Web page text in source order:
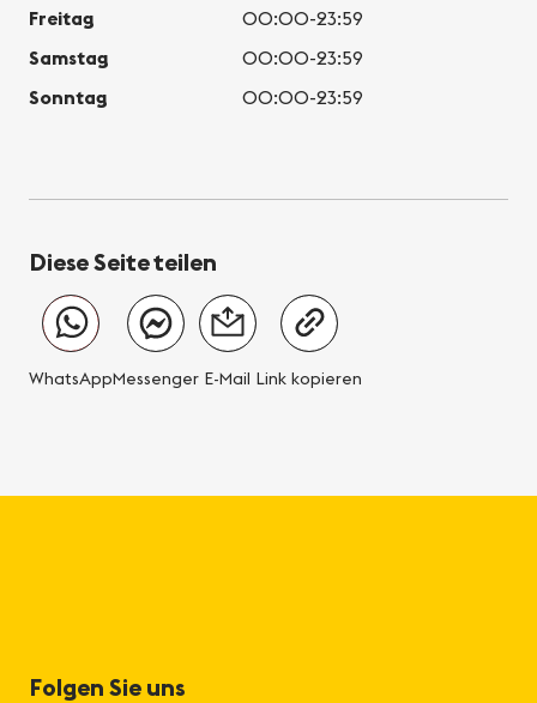
Freitag
00:00-23:59
Samstag
00:00-23:59
Sonntag
00:00-23:59
Diese Seite teilen
WhatsAppMessenger E-Mail Link kopieren
Folgen Sie uns